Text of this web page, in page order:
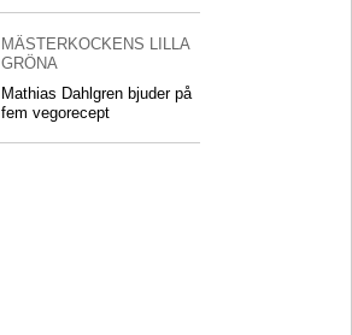
MÄSTERKOCKENS LILLA
GRÖNA
Mathias Dahlgren bjuder på
fem vegorecept